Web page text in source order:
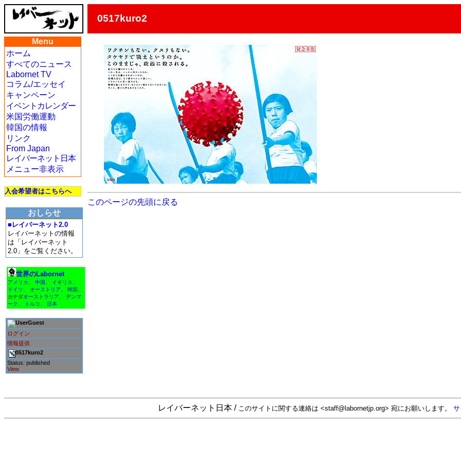
0517kuro2
Menu
ホーム
すべてのニュース
Labornet TV
コラム/エッセイ
キャンペーン
イベントカレンダー
米国労働運動
韓国の情報
リンク
From Japan
レイバーネット日本
メニュー非表示
入会希望者はこちらへ
おしらせ
■レイバーネット2.0
レイバーネットの情報
は「レイバーネット
2.0」をご覧ください。
世界のLabornet
アメリカ 中国 イギリス
ドイツ
オーストリア 韓国
カナダオーストラリア
デンマ
ーク
トルコ 日本
Guest
ログイン
情報提供
0517kuro2
Status: published
View
このページの先頭に戻る
レイバーネット日本 / このサイトに関する連絡は <staff@labornetjp.org> 宛にお願いします。